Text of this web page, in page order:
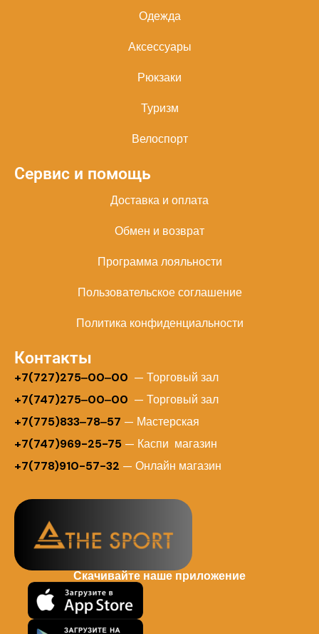
Одежда
Аксессуары
Рюкзаки
Туризм
Велоспорт
Сервис и помощь
Доставка и оплата
Обмен и возврат
Программа лояльности
Пользовательское соглашение
Политика конфиденциальности
Контакты
+7(727)275‒00‒00 — Торговый зал
+7(747)275‒00‒00 — Торговый зал
+7(775)833‒78‒57 — Мастерская
+7(747)969-25-75 — Каспи магазин
+7(778)910-57-32 — Онлайн магазин
Скачивайте наше приложение